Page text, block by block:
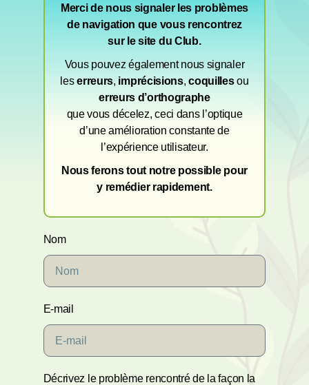
Merci de nous signaler les problèmes
de navigation que vous rencontrez
sur le site du Club.
Vous pouvez également nous signaler
leserreurs, imprécisions, coquillesou
erreurs d’orthographe
que vous décelez, ceci dans l’optique
d’une amélioration constante de
l’expérience utilisateur.
Nous ferons tout notre possible pour
y remédier rapidement.
Nom
E-mail
Décrivez le problème rencontré de la façon la